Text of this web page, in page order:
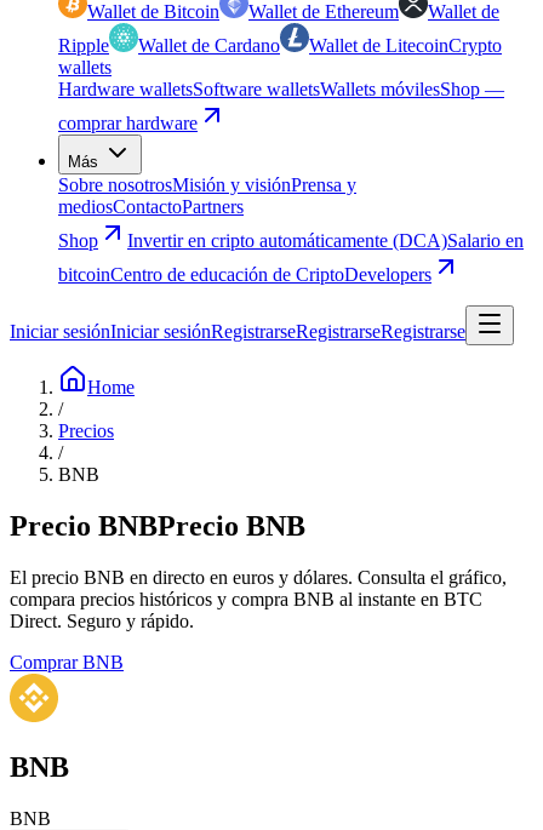
Wallet de Bitcoin Wallet de Ethereum
Wallet de
Ripple
Wallet de Cardano Wallet de LitecoinCrypto
wallets
Hardware walletsSoftware walletsWallets móvilesShop —
comprar hardware
Más
Sobre nosotrosMisión y visiónPrensa y
mediosContactoPartners
Shop
Invertir en cripto automáticamente (DCA)Salario en
bitcoinCentro de educación de CriptoDevelopers
Iniciar sesiónIniciar sesiónRegistrarseRegistrarseRegistrarse
Home
/
Precios
/
BNB
Precio BNBPrecio BNB
El precio BNB en directo en euros y dólares. Consulta el gráfico,
compara precios históricos y compra BNB al instante en BTC
Direct. Seguro y rápido.
Comprar BNB
BNB
BNB